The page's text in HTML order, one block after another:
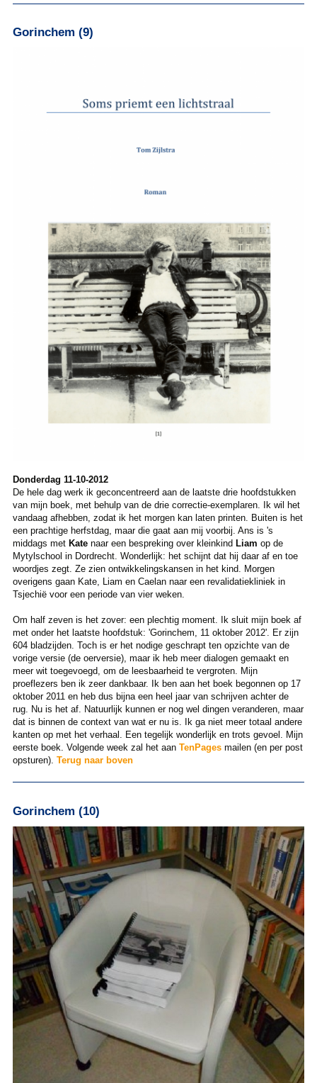
Gorinchem (9)
Donderdag 11-10-2012
De hele dag werk ik geconcentreerd aan de laatste drie hoofdstukken
van mijn boek, met behulp van de drie correctie-exemplaren. Ik wil het
vandaag afhebben, zodat ik het morgen kan laten printen. Buiten is het
een prachtige herfstdag, maar die gaat aan mij voorbij. Ans is 's
middags met Katenaar een bespreking over kleinkind Liam op de
Mytylschool in Dordrecht. Wonderlijk: het schijnt dat hij daar af en toe
woordjes zegt. Ze zien ontwikkelingskansen in het kind. Morgen
overigens gaan Kate, Liam en Caelan naar een revalidatiekliniek in
Tsjechië voor een periode van vier weken.
Om half zeven is het zover: een plechtig moment. Ik sluit mijn boek af
met onder het laatste hoofdstuk: 'Gorinchem, 11 oktober 2012'. Er zijn
604 bladzijden. Toch is er het nodige geschrapt ten opzichte van de
vorige versie (de oerversie), maar ik heb meer dialogen gemaakt en
meer wit toegevoegd, om de leesbaarheid te vergroten. Mijn
proeflezers ben ik zeer dankbaar. Ik ben aan het boek begonnen op 17
oktober 2011 en heb dus bijna een heel jaar van schrijven achter de
rug. Nu is het af. Natuurlijk kunnen er nog wel dingen veranderen, maar
dat is binnen de context van wat er nu is. Ik ga niet meer totaal andere
kanten op met het verhaal. Een tegelijk wonderlijk en trots gevoel. Mijn
eerste boek. Volgende week zal het aan TenPagesmailen (en per post
opsturen). Terug naar boven
Gorinchem (10)